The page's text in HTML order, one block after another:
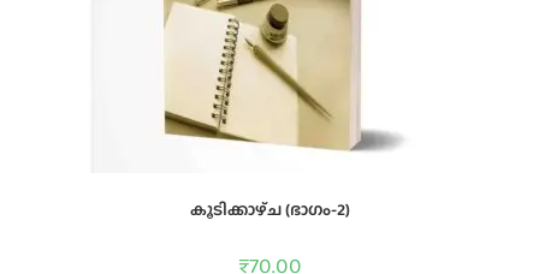
കൂടിക്കാഴ്‌ച (ഭാഗം-2)
₹70.00